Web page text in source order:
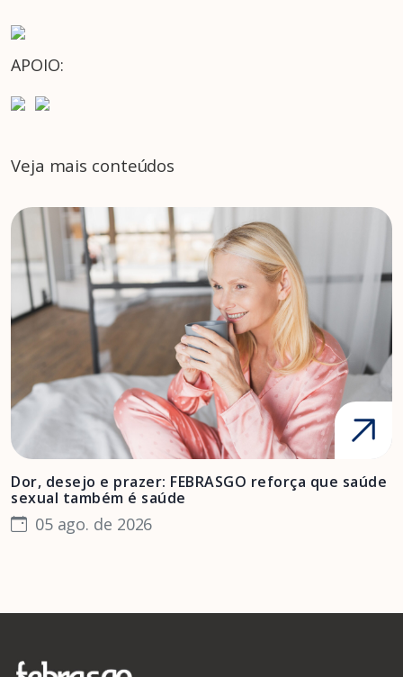
APOIO:
Veja mais conteúdos
Dor, desejo e prazer: FEBRASGO reforça que saúde
sexual também é saúde
05 ago. de 2026